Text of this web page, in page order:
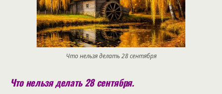
Что нельзя делать 28 сентября
Что нельзя делать 28 сентября.